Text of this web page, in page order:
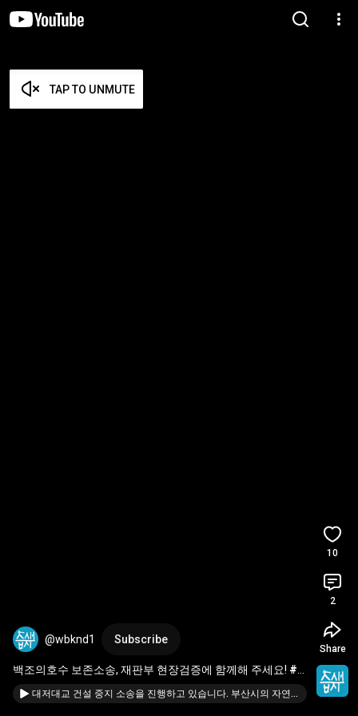
TAP TO UNMUTE
@wbknd1 Subscribe
백조의호수 보존소송, 재판부 현장검증에 함께해 주세요! #
대저대교#혈세낭비#환경파괴
대저대교 건설 중지 소송을 진행하고 있습니다. 부산시의 자연파괴와 혈세낭비를 반드시 막아내겠습니다.(2025.08.21 기자회견 중 경과보고)
10
2
Share